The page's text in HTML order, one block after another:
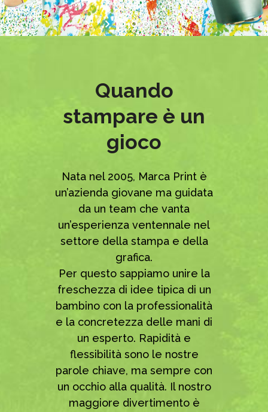
Quando
stampare è un
gioco
Nata nel 2005, Marca Print è
un’azienda giovane ma guidata
da un team che vanta
un’esperienza ventennale nel
settore della stampa e della
grafica.
Per questo sappiamo unire la
freschezza di idee tipica di un
bambino con la professionalità
e la concretezza delle mani di
un esperto. Rapidità e
flessibilità sono le nostre
parole chiave, ma sempre con
un occhio alla qualità. Il nostro
maggiore divertimento è